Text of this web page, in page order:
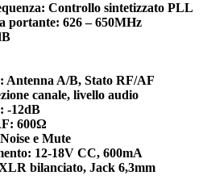
Controllo sintetizzato PLL
portante: 626 – 650MHz
Antenna A/B, Stato RF/AF
canale, livello audio
-12dB
600Ω
e Mute
12-18V CC, 600mA
bilanciato, Jack 6,3mm